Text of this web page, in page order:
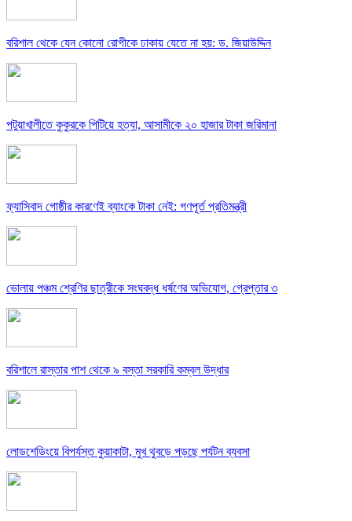
বরিশাল থেকে যেন কোনো রোগীকে ঢাকায় যেতে না হয়: ড. জিয়াউদ্দিন
পটুয়াখালীতে কুকুরকে পিটিয়ে হত্যা, আসামীকে ২০ হাজার টাকা জরিমানা
ফ্যাসিবাদ গোষ্ঠীর কারণেই ব্যাংকে টাকা নেই: গণপূর্ত প্রতিমন্ত্রী
ভোলায় পঞ্চম শ্রেণির ছাত্রীকে সংঘবদ্ধ ধর্ষণের অভিযোগ, গ্রেপ্তার ৩
বরিশালে রাস্তার পাশ থেকে ৯ বস্তা সরকারি কম্বল উদ্ধার
লোডশেডিংয়ে বিপর্যস্ত কুয়াকাটা, মুখ থুবড়ে পড়ছে পর্যটন ব্যবসা